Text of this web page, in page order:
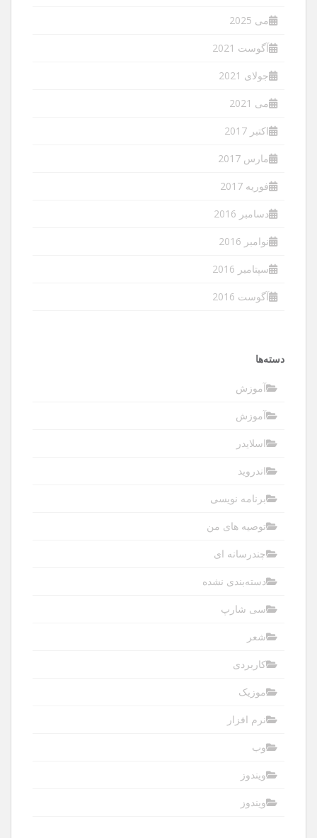
می 2025
آگوست 2021
جولای 2021
می 2021
اکتبر 2017
مارس 2017
فوریه 2017
دسامبر 2016
نوامبر 2016
سپتامبر 2016
آگوست 2016
دسته‌ها
آموزش
آموزش
اسلایدر
اندروید
برنامه نویسی
توصیه های من
چندرسانه ای
دسته‌بندی نشده
سی شارپ
شعر
کاربردی
موزیک
نرم افزار
وب
ویندوز
ویندوز